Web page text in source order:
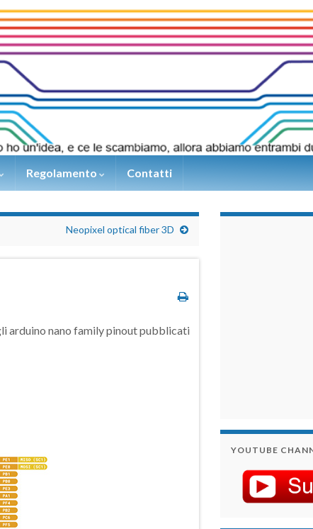
Regolamento Contatti
Neopixel optical fiber 3D
arduino nano family pinout pubblicati
YOUTUBE